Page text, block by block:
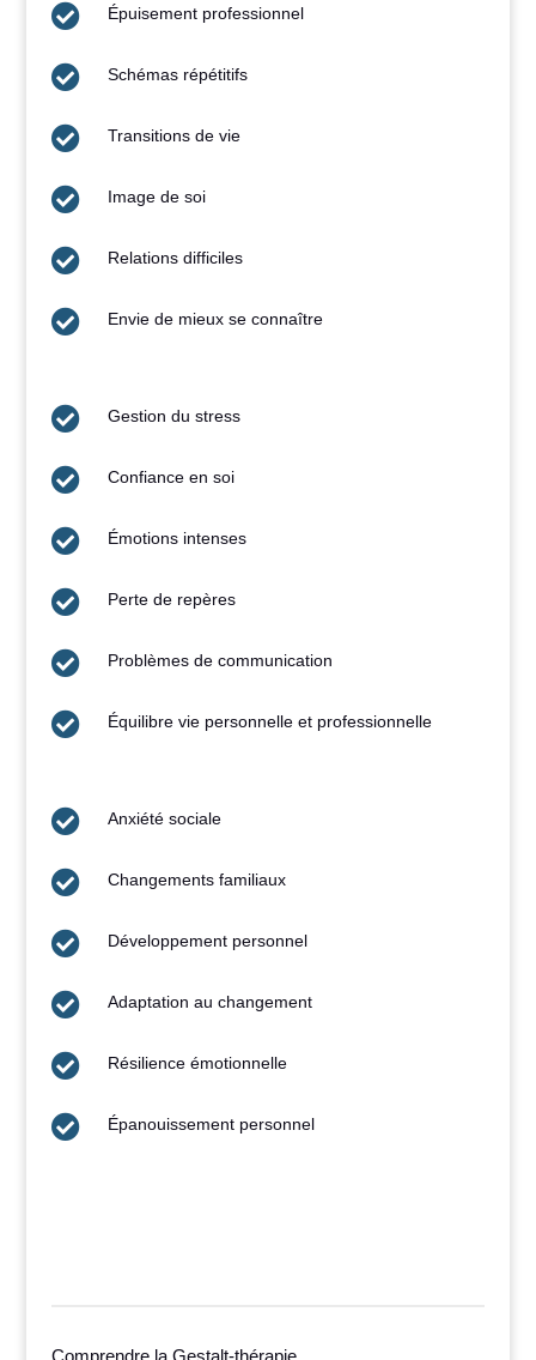
 Épuisement professionnel
 Schémas répétitifs
 Transitions de vie
 Image de soi
 Relations difficiles
 Envie de mieux se connaître
 Gestion du stress
 Confiance en soi
 Émotions intenses
 Perte de repères
 Problèmes de communication
 Équilibre vie personnelle et professionnelle
 Anxiété sociale
 Changements familiaux
 Développement personnel
 Adaptation au changement
 Résilience émotionnelle
 Épanouissement personnel
Comprendre la Gestalt-thérapie